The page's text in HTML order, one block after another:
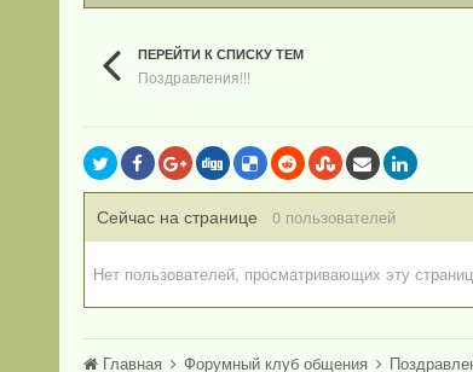
ПЕРЕЙТИ К СПИСКУ ТЕМ
Поздравления!!!
Сейчас на странице 0 пользователей
Нет пользователей, просматривающих эту
Главная Форумный клуб общения